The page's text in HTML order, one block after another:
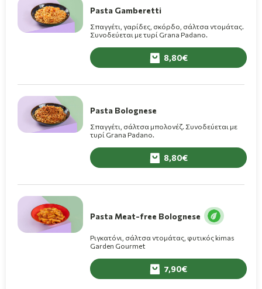
Pasta Gamberetti
Σπαγγέτι, γαρίδες, σκόρδο, σάλτσα ντομάτας.
Συνοδεύεται με τυρί Grana Padano.
8,80
Pasta Bolognese
Σπαγγέτι, σάλτσα μπολονέζ. Συνοδεύεται με
τυρί Grana Padano.
8,80
Pasta Meat-free Bolognese
Ριγκατόνι, σάλτσα ντομάτας, φυτικός kimas
Garden Gourmet
7,90